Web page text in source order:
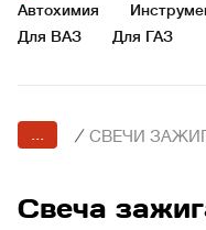
Автохимия
Для ВАЗ
Для ГАЗ
... / СВЕЧИ
Свеча